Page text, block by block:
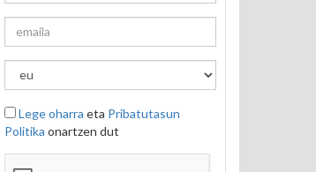
Lege oharra eta Pribatutasun
Politika onartzen dut